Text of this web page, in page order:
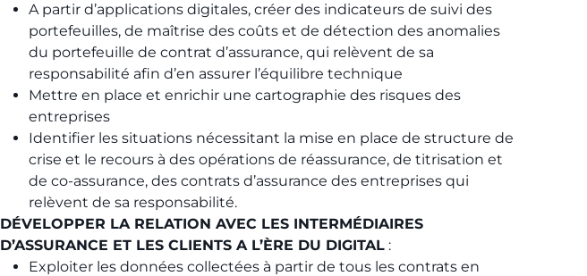
A partir d’applications digitales, créer des indicateurs de suivi des
portefeuilles, de maîtrise des coûts et de détection des anomalies
du portefeuille de contrat d’assurance, qui relèvent de sa
responsabilité afin d’en assurer l’équilibre technique
Mettre en place et enrichir une cartographie des risques des
entreprises
Identifier les situations nécessitant la mise en place de structure de
crise et le recours à des opérations de réassurance, de titrisation et
de co-assurance, des contrats d’assurance des entreprises qui
relèvent de sa responsabilité.
DÉVELOPPER LA RELATION AVEC LES INTERMÉDIAIRES
D’ASSURANCE ET LES CLIENTS A L’ÈRE DU DIGITAL :
Exploiter les données collectées à partir de tous les contrats en